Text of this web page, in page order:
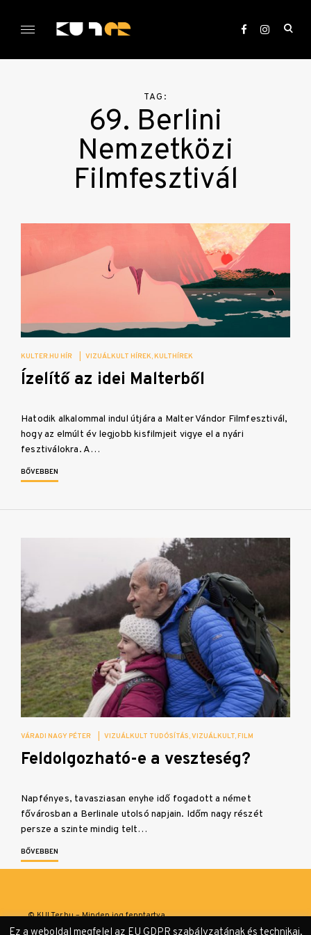
KULTer.hu
TAG:
69. Berlini
Nemzetközi
Filmfesztivál
KULTER.HU HÍR VIZUÁLKULT HÍREK KULTHÍREK
Ízelítő az idei Malterből
Hatodik alkalommal indul útjára a Malter Vándor Filmfesztivál,
hogy az elmúlt év legjobb kisfilmjeit vigye el a nyári
fesztiválokra. A…
BŐVEBBEN
VÁRADI NAGY PÉTER VIZUÁLKULT TUDÓSÍTÁS VIZUÁLKULT FILM
Feldolgozható-e a veszteség?
Napfényes, tavasziasan enyhe idő fogadott a német
fővárosban a Berlinale utolsó napjain. Időm nagy részét
persze a szinte mindig telt…
BŐVEBBEN
© KULTer.hu – Minden jog fenntartva
Ez a weboldal megfelel az EU GDPR szabályzatának és technikai,